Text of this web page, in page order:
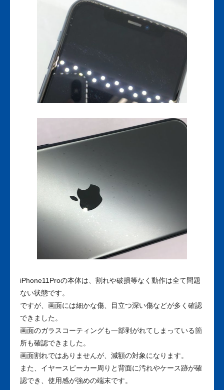
iPhone11Proの本体は、割れや破損等なく動作は全て問題
ない状態です。
ですが、画面には細かな傷、目立つ深い傷などが多く確認
できました。
画面のガラスコーティングも一部剥がれてしまっている箇
所も確認できました。
画面割れではありませんが、減額の対象になります。
また、イヤースピーカー周りと背面に汚れやケース跡が確
認でき、使用感が強めの端末です。